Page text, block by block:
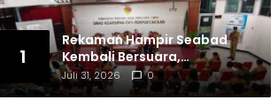
1
Rekaman Hampir Seabad
Kembali Bersuara,
Masyarakat Flores Hidupkan
Lagi Ingatan Leluhur
Juli 31, 2026 0